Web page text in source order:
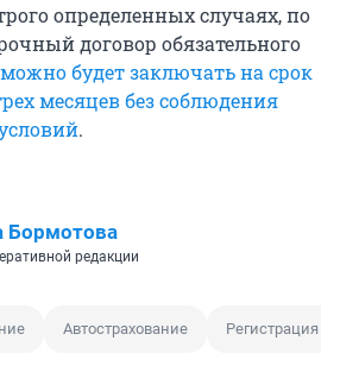
определенных случаях, по
договор обязательного
можно будет заключать на срок
месяцев без соблюдения
.
Бормотова
редакции
Автострахование Регистрация